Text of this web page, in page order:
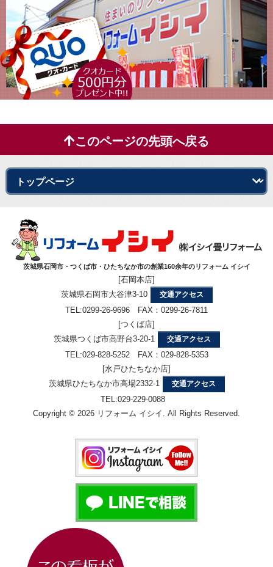
このページの先頭へ戻る
茨城県石岡市・つくば市・ひたちなか市の創業160余年のリフォーム イシイ
[石岡本店]
茨城県石岡市大谷津3-10
交通アクセス
TEL:0299-26-9696 FAX：0299-26-7811
[つくば店]
茨城県つくば市高野台3-20-1
交通アクセス
TEL:029-828-5252 FAX：029-828-5353
[水戸ひたちなか店]
茨城県ひたちなか市高場2332-1
交通アクセス
TEL:029-229-0088
Copyright © 2026 リフォーム イシイ. All Rights Reserved.